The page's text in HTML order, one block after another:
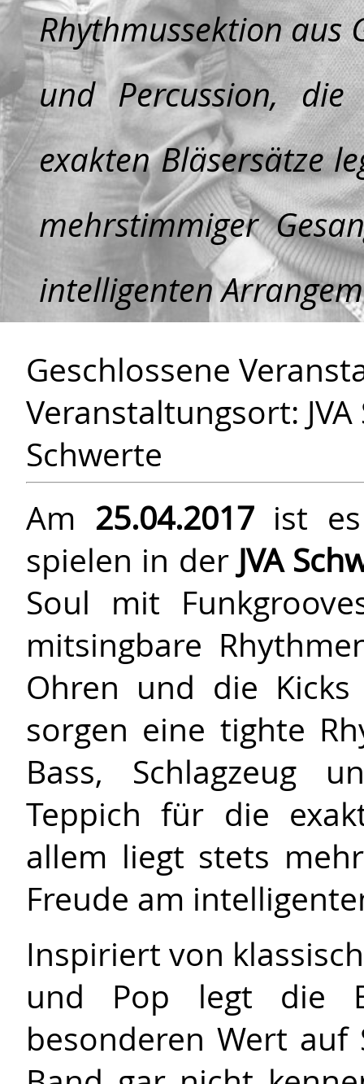
Rhythmussektion aus
und Percussion,
exakten Bläsersätze
mehrstimmiger
intelligenten
Geschlossene
Veranstaltungsort:
Schwerte
Am 25.04.2017ist es
spielen in der JVA
Soul mit
mit­sing­bare
Ohren und die
sorgen eine tighte
Bass, Schlagzeug
Teppich für die
allem liegt stets
Freude am
Inspiriert von
und Pop legt die
besonderen Wert